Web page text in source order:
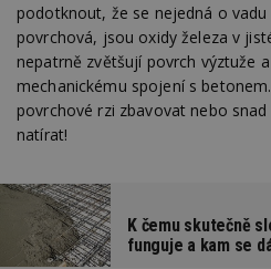
podotknout, že se nejedná o
povrchová, jsou oxidy železa v
nepatrně zvětšují povrch výztuže
mechanickému spojení s
povrchové rzi zbavovat nebo
natírat!
K čemu skutečně
funguje a kam se